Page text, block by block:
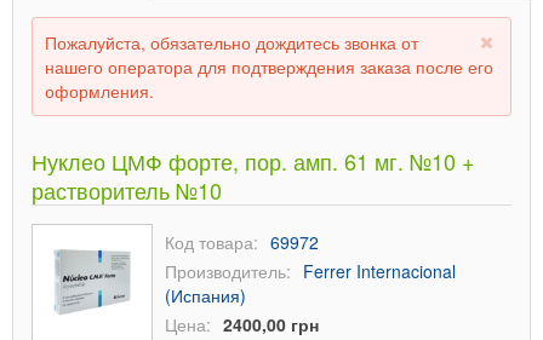
Пожалуйста, обязательно дождитесь звонка от
нашего оператора для подтверждения заказа после его
оформления.
Нуклео ЦМФ форте, пор. амп. 61 мг. №10 +
растворитель №10
Код товара: 69972
Производитель: Ferrer Internacional
(Испания)
Цена: 2400,00 грн